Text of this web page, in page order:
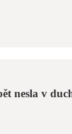
nesla v